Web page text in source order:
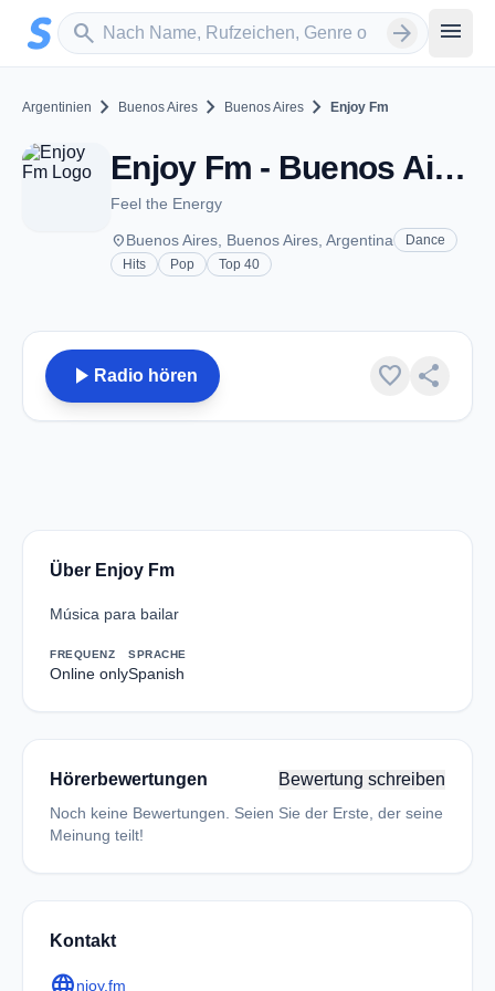
Zum Hauptinhalt springen
search
Sender suchen arrow_forward menu
Argentinien chevron_right Buenos Aires chevron_right Buenos Aires chevron_right Enjoy Fm
Enjoy Fm - Buenos Aires
Feel the Energy
placeBuenos Aires, Buenos Aires, Argentina
Dance
Hits
Pop Top 40
play_arrow Radio hören favorite share
Über Enjoy Fm
Música para bailar
FREQUENZ
Online only
SPRACHE
Spanish
Hörerbewertungen Bewertung schreiben
Noch keine Bewertungen. Seien Sie der Erste, der seine
Meinung teilt!
Kontakt
njoy.fm